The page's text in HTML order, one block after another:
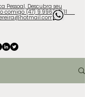
Pessoal, Descubra seu
comigo (47) 9.9960-3131